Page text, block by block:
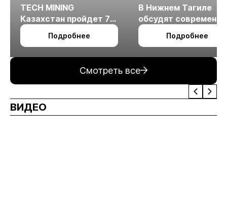
TECH MINING
Казахстан пройдет 7
октября в Алматы
Подробнее
В Нижнем Тагиле
обсудят
технологии
измельчения
Подробнее
Смотреть все
ВИДЕО